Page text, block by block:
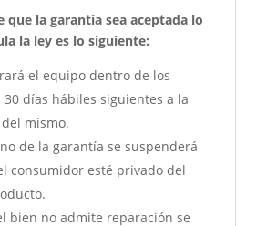
que la garantía sea aceptada lo
la ley es lo siguiente:
el equipo dentro de los
días hábiles siguientes a la
mismo.
de la garantía se suspenderá
consumidor esté privado del
bien no admite reparación se